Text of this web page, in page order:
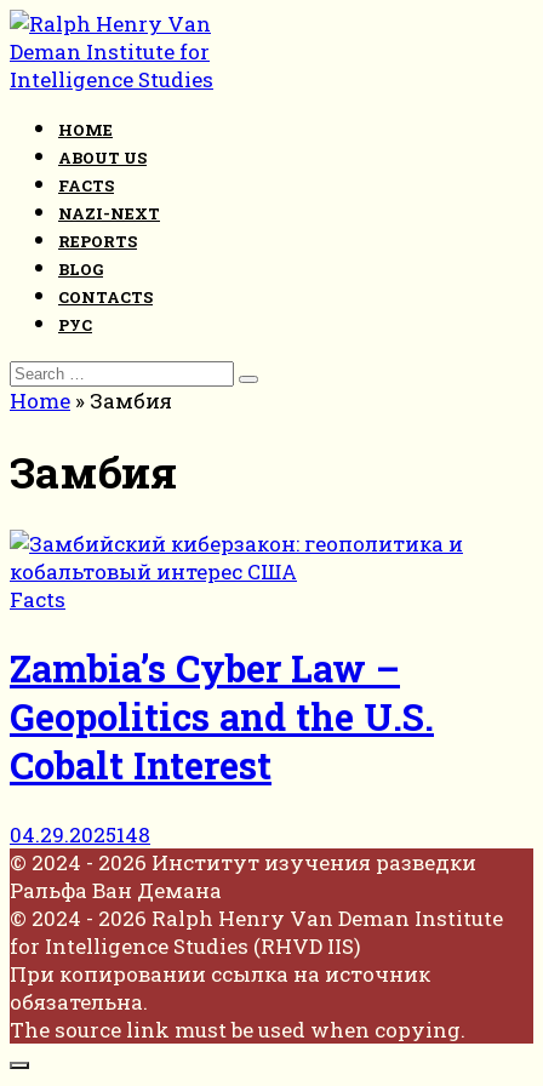
Skip
to
content
HOME
ABOUT US
FACTS
NAZI-NEXT
REPORTS
BLOG
CONTACTS
РУС
Search
for:
Home » Замбия
Замбия
Facts
Zambia’s Cyber Law –
Geopolitics and the U.S.
Cobalt Interest
04.29.2025148
© 2024 - 2026 Институт изучения разведки
Ральфа Ван Демана
© 2024 - 2026 Ralph Henry Van Deman Institute
for Intelligence Studies (RHVD IIS)
При копировании ссылка на источник
обязательна.
The source link must be used when copying.